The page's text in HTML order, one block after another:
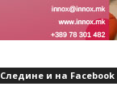
Следине и на Facebook